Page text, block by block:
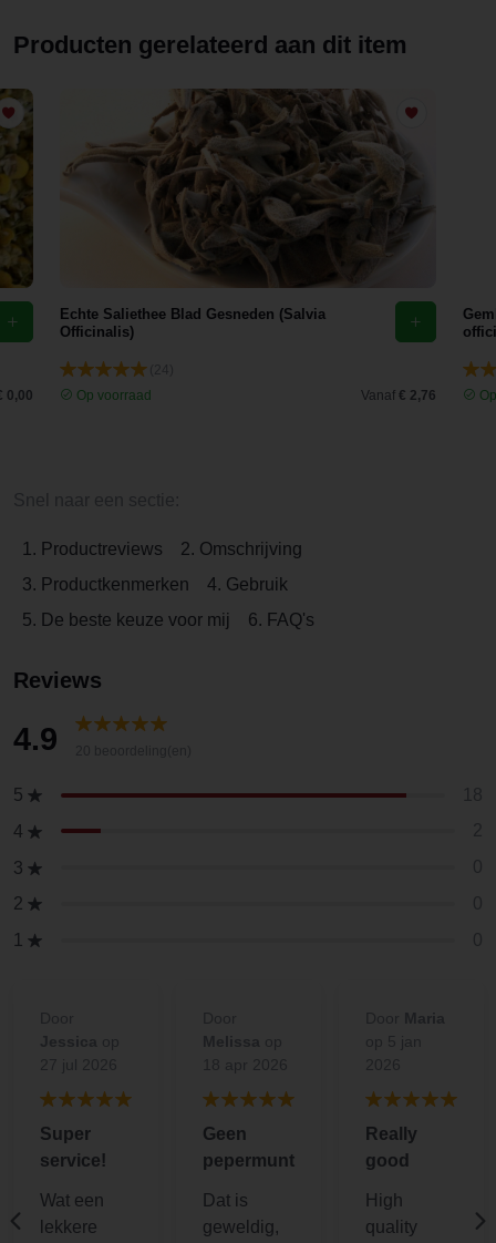
Producten gerelateerd aan dit item
0,00
Echte Saliethee Blad Gesneden (Salvia
Officinalis)
Op voorraad
Vanaf € 2,76
1. Productreviews
2. Omschrijving
3. Productkenmerken
4. Gebruik
5. De beste keuze voor mij
6. FAQ's
Reviews
4.9
5
4
3
2
1
Super
service!
Wat een
lekkere
Geen
pepermunt
Dat is
geweldig,
Really
good
High
quality